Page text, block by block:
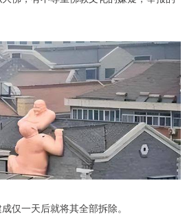
仅一天后就将其全部拆除。